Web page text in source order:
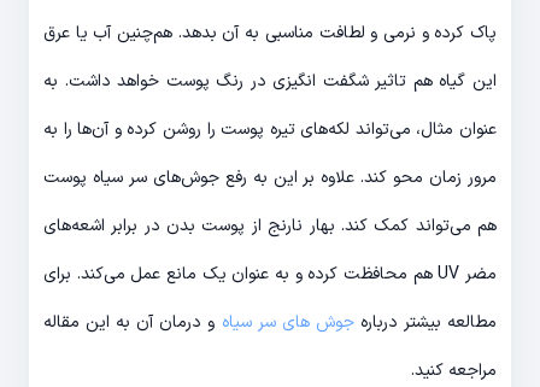
پاک کرده و نرمی و لطافت مناسبی به آن بدهد. هم‌چنین آب یا عرق
این گیاه هم تاثیر شگفت انگیزی در رنگ پوست خواهد داشت. به
عنوان مثال، می‌تواند لکه‌های تیره پوست را روشن کرده و آن‌ها را به
مرور زمان محو کند. علاوه بر این به رفع جوش‌های سر سیاه پوست
هم می‌تواند کمک کند. بهار نارنج از پوست بدن در برابر اشعه‌های
مضر UV هم محافظت کرده و به عنوان یک مانع عمل می‌کند. برای
مطالعه بیشتر دربارهجوش های سر سیاه و درمان آن به این مقاله
مراجعه کنید.